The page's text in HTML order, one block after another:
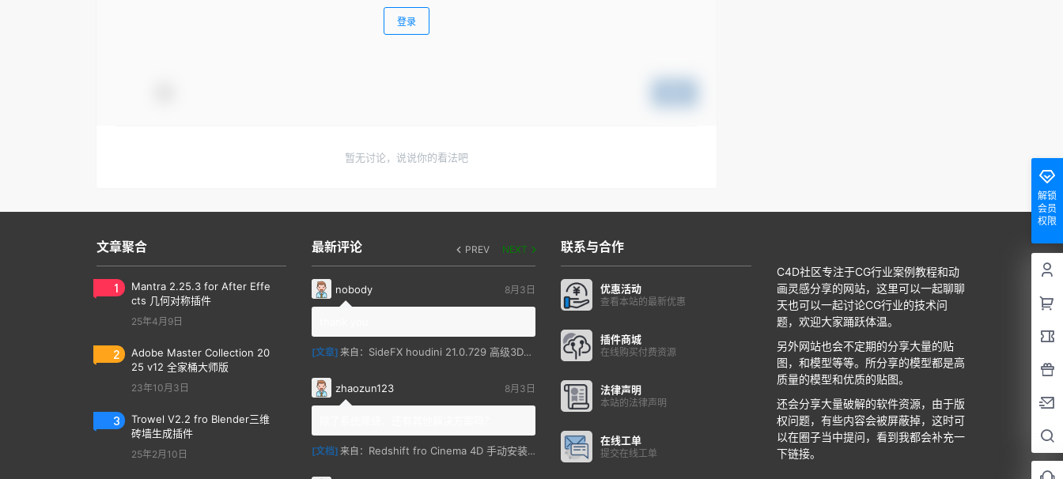
登录
暂无讨论，说说你的看法吧
解锁
会员
权限
文章聚合
1
Mantra 2.25.3 for After Effe
cts 几何对称插件
25年4月9日
2
Adobe Master Collection 20
25 v12 全家桶大师版
23年10月3日
3
Trowel V2.2 fro Blender三维
砖墙生成插件
25年2月10日
最新评论 PREV NEXT
nobody 8月3日
[文章] 来自： SideFX houdini 21.0.729 高级3D特效软件
zhaozun123 8月3日
[文档] 来自： Redshift fro Cinema 4D 手动安装教程
联系与合作
优惠活动
查看本站的最新优惠
插件商城
在线购买付费资源
法律声明
本站的法律声明
在线工单
提交在线工单
C4D社区专注于CG行业案例教程和动
画灵感分享的网站，这里可以一起聊聊
天也可以一起讨论CG行业的技术问
题，欢迎大家踊跃体温。
另外网站也会不定期的分享大量的贴
图，和模型等等。所分享的模型都是高
质量的模型和优质的贴图。
还会分享大量破解的软件资源，由于版
权问题，有些内容会被屏蔽掉，这时可
以在圈子当中提问，看到我都会补充一
下链接。